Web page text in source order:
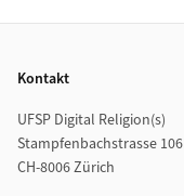
Kontakt
UFSP Digital Religion(s)
Stampfenbachstrasse 106
CH-8006 Zürich